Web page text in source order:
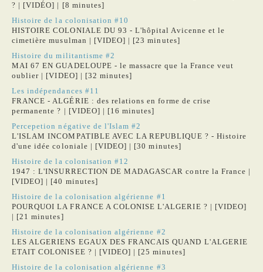
? | [VIDÉO] | [8 minutes]
Histoire de la colonisation #10
HISTOIRE COLONIALE DU 93 - L'hôpital Avicenne et le
cimetière musulman | [VIDEO] | [23 minutes]
Histoire du militantisme #2
MAI 67 EN GUADELOUPE - le massacre que la France veut
oublier | [VIDEO] | [32 minutes]
Les indépendances #11
FRANCE - ALGÉRIE : des relations en forme de crise
permanente ? | [VIDEO] | [16 minutes]
Percepetion négative de l'Islam #2
L'ISLAM INCOMPATIBLE AVEC LA REPUBLIQUE ? - Histoire
d'une idée coloniale | [VIDEO] | [30 minutes]
Histoire de la colonisation #12
1947 : L'INSURRECTION DE MADAGASCAR contre la France |
[VIDEO] | [40 minutes]
Histoire de la colonisation algérienne #1
POURQUOI LA FRANCE A COLONISE L'ALGERIE ? | [VIDEO]
| [21 minutes]
Histoire de la colonisation algérienne #2
LES ALGERIENS EGAUX DES FRANCAIS QUAND L'ALGERIE
ETAIT COLONISEE ? | [VIDEO] | [25 minutes]
Histoire de la colonisation algérienne #3